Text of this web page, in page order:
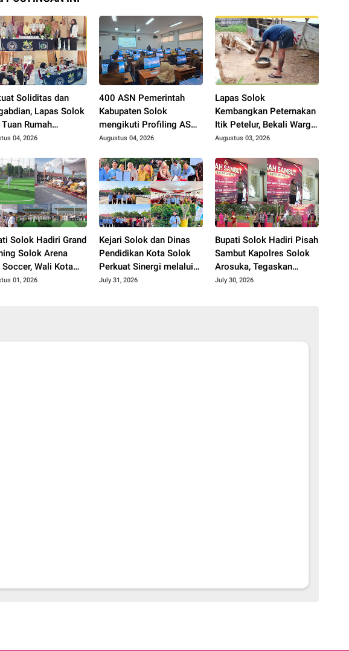
Soliditas dan
Lapas Solok
Rumah
Daerah.
04, 2026
400 ASN Pemerintah
Kabupaten Solok
mengikuti Profiling ASN
2026.
Augustus 04, 2026
Lapas Solok
Kembangkan Peternakan
Itik Petelur, Bekali Warga
Binaan dengan
Augustus 03, 2026
Solok Hadiri Grand
Solok Arena
Wali Kota
Resmikan Fasilitas
01, 2026
Kejari Solok dan Dinas
Pendidikan Kota Solok
Perkuat Sinergi melalui
Penandatanganan PKS
July 31, 2026
Bupati Solok Hadiri Pisah
Sambut Kapolres Solok
Arosuka, Tegaskan
Komitmen Perkuat
July 30, 2026